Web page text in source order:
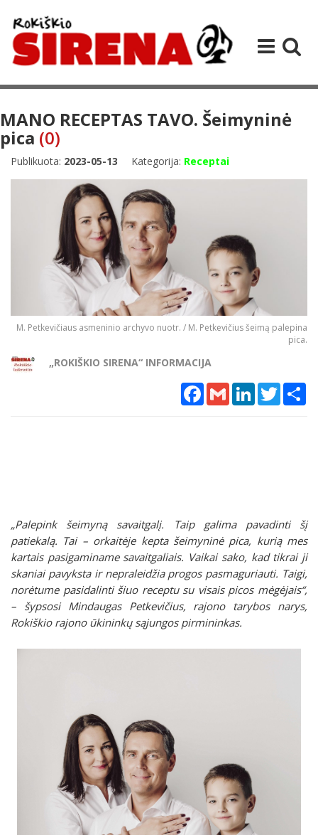
MANO RECEPTAS TAVO. Šeimyninė
pica (0)
Publikuota: 2023-05-13 Kategorija: Receptai
M. Petkevičiaus asmeninio archyvo nuotr. / M. Petkevičius šeimą palepina
pica.
„ROKIŠKIO SIRENA“ INFORMACIJA
Facebook
Gmail LinkedInTwitter
„Palepink šeimyną savaitgalį. Taip galima pavadinti šį
patiekalą. Tai – orkaitėje kepta šeimyninė pica, kurią mes
kartais pasigaminame savaitgaliais. Vaikai sako, kad tikrai ji
skaniai pavyksta ir nepraleidžia progos pasmaguriauti. Taigi,
norėtume pasidalinti šiuo receptu su visais picos mėgėjais“,
– šypsosi Mindaugas Petkevičius, rajono tarybos narys,
Rokiškio rajono ūkininkų sąjungos pirmininkas.